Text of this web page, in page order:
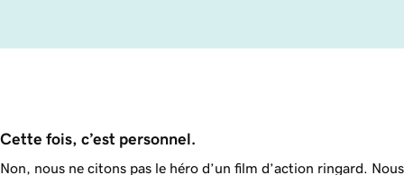
Cette fois, c’est personnel.
Non, nous ne citons pas le héro d’un film d’action ringard. Nous